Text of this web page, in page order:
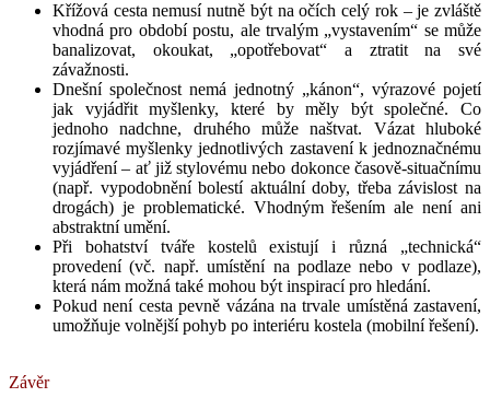
Křížová cesta nemusí nutně být na očích celý rok – je zvláště
vhodná pro období postu, ale trvalým „vystavením“ se může
banalizovat, okoukat, „opotřebovat“ a ztratit na své
závažnosti.
Dnešní společnost nemá jednotný „kánon“, výrazové pojetí
jak vyjádřit myšlenky, které by měly být společné. Co
jednoho nadchne, druhého může naštvat. Vázat hluboké
rozjímavé myšlenky jednotlivých zastavení k jednoznačnému
vyjádření – ať již stylovému nebo dokonce časově-situačnímu
(např. vypodobnění bolestí aktuální doby, třeba závislost na
drogách) je problematické. Vhodným řešením ale není ani
abstraktní umění.
Při bohatství tváře kostelů existují i různá „technická“
provedení (vč. např. umístění na podlaze nebo v podlaze),
která nám možná také mohou být inspirací pro hledání.
Pokud není cesta pevně vázána na trvale umístěná zastavení,
umožňuje volnější pohyb po interiéru kostela (mobilní řešení).
Závěr